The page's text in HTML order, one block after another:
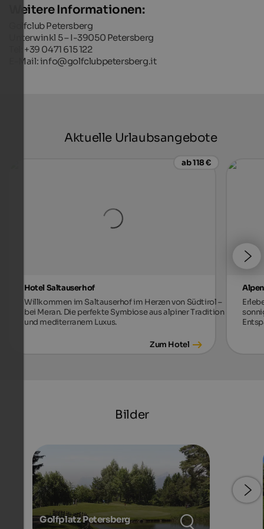
Weitere Informationen:
Golfclub Petersberg
Unterwinkl 5 – I-39050 Petersberg
Tel: +39 0471 615 122
E-Mail: info@golfclubpetersberg.it
Aktuelle Urlaubsangebote
ab 118 €
Hotel Saltauserhof
Willkommen im Saltauserhof im Herzen von Südtirol –
bei Meran. Die perfekte Symbiose aus alpiner Tradition
und mediterranem Luxus.
Zum Hotel
Bilder
Golfplatz Petersberg